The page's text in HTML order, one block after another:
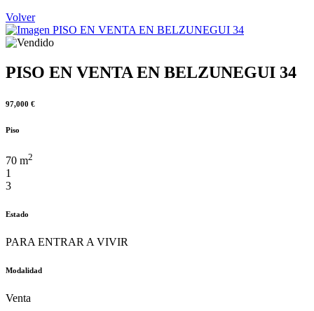
Volver
PISO EN VENTA EN BELZUNEGUI 34
97,000 €
Piso
70 m2
1
3
Estado
PARA ENTRAR A VIVIR
Modalidad
Venta